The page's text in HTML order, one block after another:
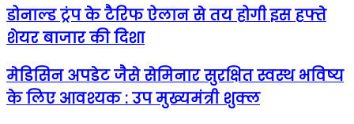
डोनाल्ड ट्रंप के टैरिफ ऐलान से तय होगी इस हफ्ते
शेयर बाजार की दिशा
मेडिसिन अपडेट जैसे सेमिनार सुरक्षित स्वस्थ भविष्य
के लिए आवश्यक : उप मुख्यमंत्री शुक्ल